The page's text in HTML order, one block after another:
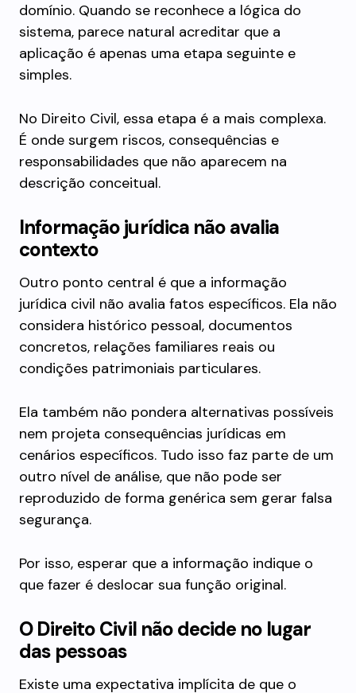
domínio. Quando se reconhece a lógica do
sistema, parece natural acreditar que a
aplicação é apenas uma etapa seguinte e
simples.
No Direito Civil, essa etapa é a mais complexa.
É onde surgem riscos, consequências e
responsabilidades que não aparecem na
descrição conceitual.
Informação jurídica não avalia
contexto
Outro ponto central é que a informação
jurídica civil não avalia fatos específicos. Ela não
considera histórico pessoal, documentos
concretos, relações familiares reais ou
condições patrimoniais particulares.
Ela também não pondera alternativas possíveis
nem projeta consequências jurídicas em
cenários específicos. Tudo isso faz parte de um
outro nível de análise, que não pode ser
reproduzido de forma genérica sem gerar falsa
segurança.
Por isso, esperar que a informação indique o
que fazer é deslocar sua função original.
O Direito Civil não decide no lugar
das pessoas
Existe uma expectativa implícita de que o